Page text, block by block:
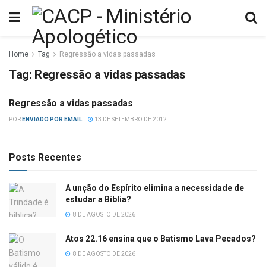
Home Tag Regressão a vidas passadas
Tag: Regressão a vidas passadas
ESTUDOS BÍBLICOS
Regressão a vidas passadas
POR ENVIADO POR EMAIL 13 DE SETEMBRO DE 2012
Posts Recentes
A unção do Espírito elimina a necessidade de
estudar a Bíblia?
8 DE AGOSTO DE 2026
Atos 22.16 ensina que o Batismo Lava Pecados?
8 DE AGOSTO DE 2026